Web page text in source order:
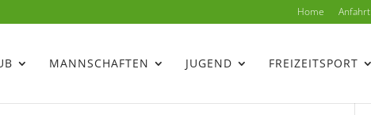
Home Anfahrt
MANNSCHAFTEN JUGEND FREIZEITSPORT